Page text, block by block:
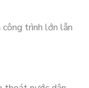
công trình lớn lẫn